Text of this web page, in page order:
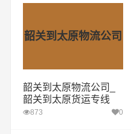
韶关到太原物流公司
韶关到太原物流公司_
韶关到太原货运专线
873 0